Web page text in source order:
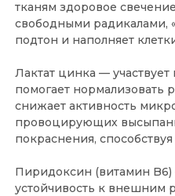
тканям здоровое
свободными радикалами,
подтон и наполняет
Лактат цинка —
помогает нормализовать
снижает активность
провоцирующих
покраснения,
Пиридоксин (витамин
устойчивость к внешним